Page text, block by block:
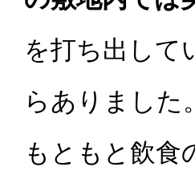
を打ち出して
らありました。
もともと飲